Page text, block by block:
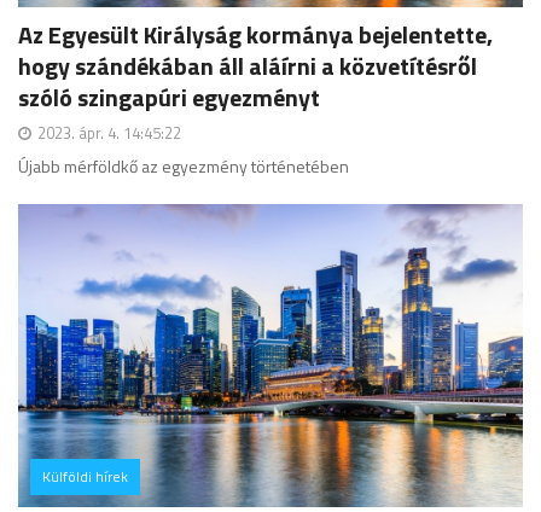
hozzászólás
Az Egyesült Királyság kormánya bejelentette,
hogy szándékában áll aláírni a közvetítésről
szóló szingapúri egyezményt
2023. ápr. 4. 14:45:22
Újabb mérföldkő az egyezmény történetében
Külföldi hírek